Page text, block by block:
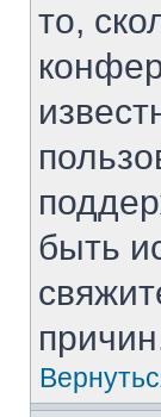
то,
быть